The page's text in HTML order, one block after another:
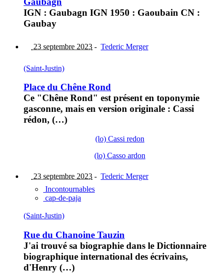
IGN : Gaubagn IGN 1950 : Gaoubain CN :
Gaubay
23 septembre 2023 - Tederic Merger
(Saint-Justin)
Place du Chêne Rond
Ce "Chêne Rond" est présent en toponymie
gasconne, mais en version originale : Cassi
rédon, (…)
(lo) Cassi redon
(lo) Casso ardon
23 septembre 2023 - Tederic Merger
Incontournables
cap-de-paja
(Saint-Justin)
Rue du Chanoine Tauzin
J'ai trouvé sa biographie dans le Dictionnaire
biographique international des écrivains,
d'Henry (…)